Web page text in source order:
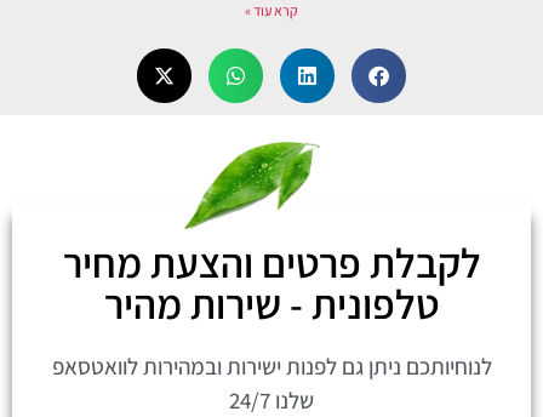
קרא עוד »
לקבלת פרטים והצעת מחיר
טלפונית - שירות מהיר
לנוחיותכם ניתן גם לפנות ישירות ובמהירות לוואטסאפ
שלנו 24/7